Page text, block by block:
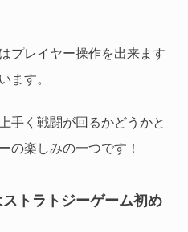
プレイヤー操作を出来ます
ます。
手く戦闘が回るかどうかと
の楽しみの一つです！
トラトジーゲーム初め